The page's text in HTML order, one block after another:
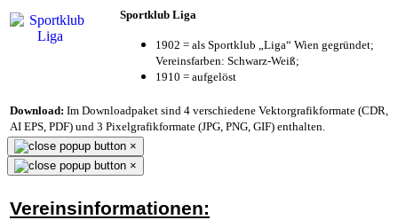
Sportklub Liga
1902 = als Sportklub „Liga“ Wien gegründet;
Vereinsfarben: Schwarz-Weiß;
1910 = aufgelöst
Download: Im Downloadpaket sind 4 verschiedene Vektorgrafikformate (CDR,
AI EPS, PDF) und 3 Pixelgrafikformate (JPG, PNG, GIF) enthalten.
×
×
Vereinsinformationen: